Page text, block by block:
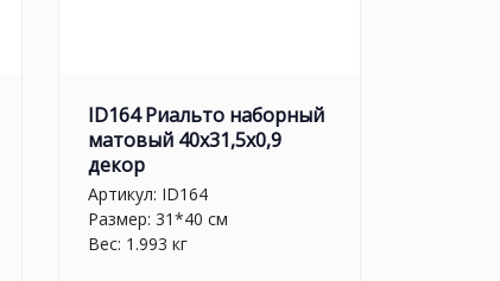
ID164 Риальто наборный
матовый 40x31,5x0,9
декор
Артикул: ID164
Размер: 31*40 см
Вес: 1.993 кг